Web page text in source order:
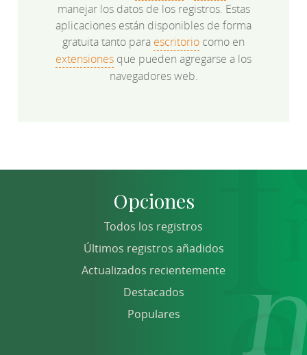
manejar los datos de los registros. Estas
aplicaciones están disponibles de forma
gratuita tanto para escritorio como en
extensiones que pueden agregarse a los
navegadores web.
Opciones
Todos los registros
Últimos registros añadidos
Actualizados recientemente
Destacados
Populares